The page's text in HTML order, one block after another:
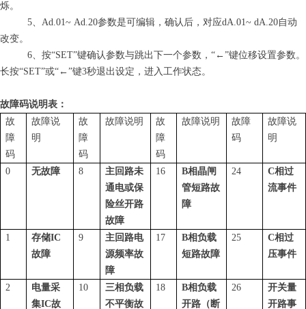
烁。
5、 Ad.01~ Ad.20参数是可编辑，确认后，对应dA.01~ dA.20自动
改变。
6、 按“SET”键确认参数与跳出下一个参数 ， “←”键位移设置参数。
长按“SET”或“←”键3秒退出设定，进入工作状态。
故障码说明表：
故
障
码
故障说
明
故
障
码
故障说明
故
障
码
故障说明
故障
码
故障说
明
0 无故障 8
主回路未
通电或保
险丝开路
故障
16 B相晶闸
管短路故
障
24 C相过
流事件
1 存储IC
故障
9
主回路电
源频率故
障
17 B相负载
短路故障
25 C相过
压事件
2
电量采
集IC故
10
三相负载
不平衡故
18 B相负载
开路（断
26
开关量
开路事